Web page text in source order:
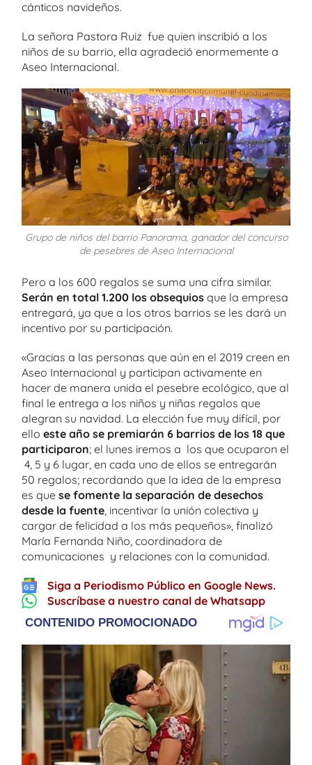
cánticos navideños.
La señora Pastora Ruiz fue quien inscribió a los
niños de su barrio, ella agradeció enormemente a
Aseo Internacional.
Grupo de niños del barrio Panorama, ganador del concurso
de pesebres de Aseo Internacional
Pero a los 600 regalos se suma una cifra similar.
Serán en total 1.200 los obsequios que la empresa
entregará, ya que a los otros barrios se les dará un
incentivo por su participación.
«Gracias a las personas que aún en el 2019 creen en
Aseo Internacional y participan activamente en
hacer de manera unida el pesebre ecológico, que al
final le entrega a los niños y niñas regalos que
alegran su navidad. La elección fue muy difícil, por
ello este año se premiarán 6 barrios de los 18 que
participaron; el lunes iremos a los que ocuparon el
4, 5 y 6 lugar, en cada uno de ellos se entregarán
50 regalos; recordando que la idea de la empresa
es que se fomente la separación de desechos
desde la fuente, incentivar la unión colectiva y
cargar de felicidad a los más pequeños», finalizó
María Fernanda Niño, coordinadora de
comunicaciones y relaciones con la comunidad.
Siga a Periodismo Público en Google News.
Suscríbase a nuestro canal de Whatsapp